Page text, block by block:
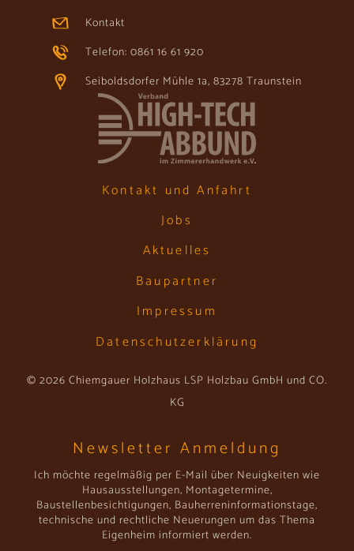
Kontakt
Telefon: 0861 16 61 920
Seiboldsdorfer Mühle 1a, 83278 Traunstein
Kontakt und Anfahrt
Jobs
Aktuelles
Baupartner
Impressum
Datenschutzerklärung
© 2026 Chiemgauer Holzhaus LSP Holzbau GmbH und CO.
KG
Newsletter Anmeldung
Ich möchte regelmäßig per E-Mail über Neuigkeiten wie
Hausausstellungen, Montagetermine,
Baustellenbesichtigungen, Bauherreninformationstage,
technische und rechtliche Neuerungen um das Thema
Eigenheim informiert werden.